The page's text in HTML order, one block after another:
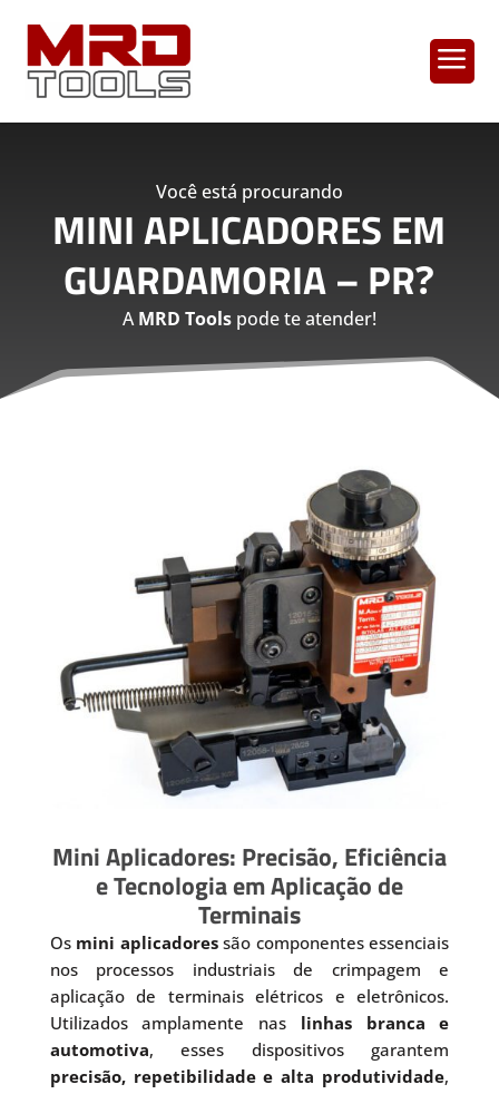
a
Você está procurando
MINI APLICADORES EM
GUARDAMORIA – PR?
AMRD Toolspode te atender!
Mini Aplicadores: Precisão, Eficiência
e Tecnologia em Aplicação de
Terminais
Os mini aplicadoressão componentes essenciais
nos processos industriais de crimpagem e
aplicação de terminais elétricos e eletrônicos.
Utilizados amplamente nas linhas branca e
automotiva, esses dispositivos garantem
precisão, repetibilidade e alta produtividade,